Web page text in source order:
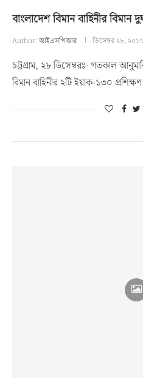
বাংলাদেশ বিমান বাহিনীর
Author:আইএসপিআর ডিসেম্বর ২৮, ২০১৭
চট্টগ্রাম, ২৮ ডিসেম্বরঃ- গতকাল
বিমান বাহিনীর ২টি ইয়াক-১৩০